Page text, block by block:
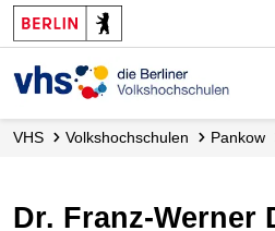
VHS Volks­hochschulen Pankow
Dr. Franz-Werner